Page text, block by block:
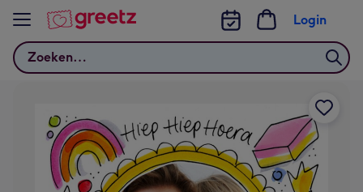
Bekijk meer
Zoeken
Login